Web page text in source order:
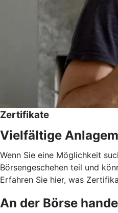
Zertifikate
Vielfältige
Wenn Sie eine Möglichkeit
Börsengeschehen teil und
Erfahren Sie hier, was
An der Börse